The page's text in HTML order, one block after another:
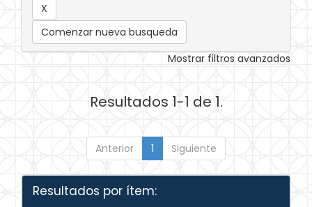
Comenzar nueva busqueda
Mostrar filtros avanzados
Resultados 1-1 de 1.
Anterior 1 Siguiente
Resultados por ítem: